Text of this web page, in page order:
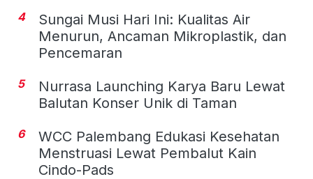
4
Sungai Musi Hari Ini: Kualitas Air
Menurun, Ancaman Mikroplastik, dan
Pencemaran
5
Nurrasa Launching Karya Baru Lewat
Balutan Konser Unik di Taman
6
WCC Palembang Edukasi Kesehatan
Menstruasi Lewat Pembalut Kain
Cindo-Pads